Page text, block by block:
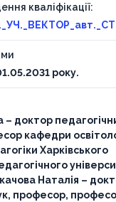
кваліфікації:
року.
доктор
кафедри
Харківського
Наталія –
професор,